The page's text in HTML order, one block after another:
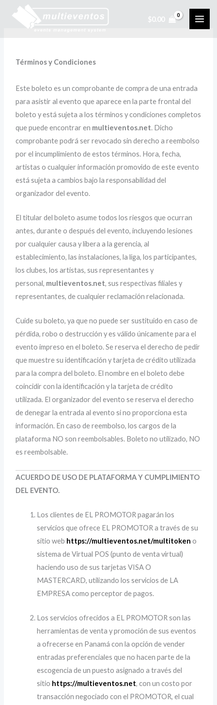
$0.00
Términos y Condiciones
Este boleto es un comprobante de compra de una entrada
para asistir al evento que aparece en la parte frontal del
boleto y está sujeta a los términos y condiciones completos
que puede encontrar en multieventos.net. Dicho
comprobante podrá ser revocado sin derecho a reembolso
por el incumplimiento de estos términos. Hora, fecha,
artistas o cualquier información promovido de este evento
está sujeta a cambios bajo la responsabilidad del
organizador del evento.
El titular del boleto asume todos los riesgos que ocurran
antes, durante o después del evento, incluyendo lesiones
por cualquier causa y libera a la gerencia, al
establecimiento, las instalaciones, la liga, los participantes,
los clubes, los artistas, sus representantes y
personal, multieventos.net, sus respectivas filiales y
representantes, de cualquier reclamación relacionada.
Cuide su boleto, ya que no puede ser sustituido en caso de
pérdida, robo o destrucción y es válido únicamente para el
evento impreso en el boleto. Se reserva el derecho de pedir
que muestre su identificación y tarjeta de crédito utilizada
para la compra del boleto. El nombre en el boleto debe
coincidir con la identificación y la tarjeta de crédito
utilizada. El organizador del evento se reserva el derecho
de denegar la entrada al evento si no proporciona esta
información. En caso de reembolso, los cargos de la
plataforma NO son reembolsables. Boleto no utilizado, NO
es reembolsable.
ACUERDO DE USO DE PLATAFORMA Y CUMPLIMIENTO
DEL EVENTO.
Los clientes de EL PROMOTOR pagarán los
servicios que ofrece EL PROMOTOR a través de su
sitio web https://multieventos.net/multitoken o
sistema de Virtual POS (punto de venta virtual)
haciendo uso de sus tarjetas VISA O
MASTERCARD, utilizando los servicios de LA
EMPRESA como perceptor de pagos.
Los servicios ofrecidos a EL PROMOTOR son las
herramientas de venta y promoción de sus eventos
a ofrecerse en Panamá con la opción de vender
entradas preferenciales que no hacen parte de la
escogencia de un puesto asignado a través del
sitio https://multieventos.net, con un costo por
transacción negociado con el PROMOTOR, el cual